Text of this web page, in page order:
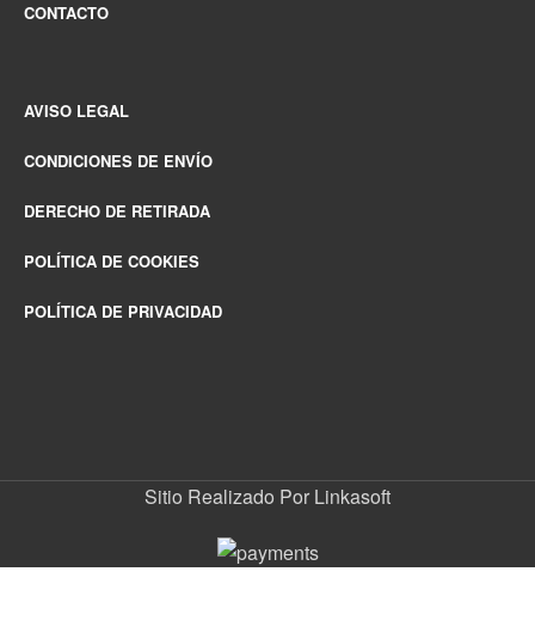
CONTACTO
AVISO LEGAL
CONDICIONES DE ENVÍO
DERECHO DE RETIRADA
POLÍTICA DE COOKIES
POLÍTICA DE PRIVACIDAD
Sitio Realizado Por Linkasoft